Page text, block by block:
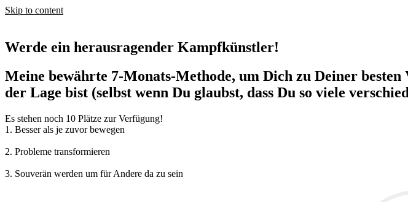
Skip to content
Werde ein herausragender Kampfkünstler!​
Meine bewährte 7-Monats-Methode, um Dich zu Deiner
der Lage bist (selbst wenn Du glaubst, dass Du so viele
Es stehen noch 10 Plätze zur Verfügung!
1. Besser als je zuvor bewegen
2. Probleme transformieren
3. Souverän werden um für Andere da zu sein